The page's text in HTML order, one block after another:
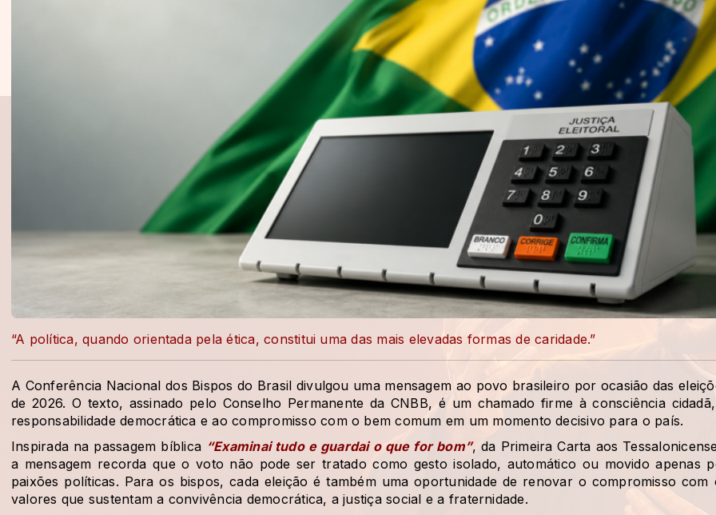
“A política, quando orientada pela ética, constitui uma das mais elevadas formas de caridade.”
A Conferência Nacional dos Bispos do Brasil divulgou uma mensagem ao povo brasileiro por ocasião das
de 2026. O texto, assinado pelo Conselho Permanente da CNBB, é um chamado firme à consciência
responsabilidade democrática e ao compromisso com o bem comum em um momento decisivo para o país.
Inspirada na passagem bíblica “Examinai tudo e guardai o que for bom”, da Primeira Carta aos
a mensagem recorda que o voto não pode ser tratado como gesto isolado, automático ou movido apenas
paixões políticas. Para os bispos, cada eleição é também uma oportunidade de renovar o compromisso com
valores que sustentam a convivência democrática, a justiça social e a fraternidade.